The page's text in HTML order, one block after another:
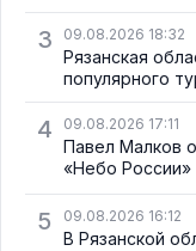
3 09.08.2026 18:32
Рязанская
популярного
4 09.08.2026 17:11
Павел Малков
«Небо России»
5 09.08.2026 16:12
В Рязанской